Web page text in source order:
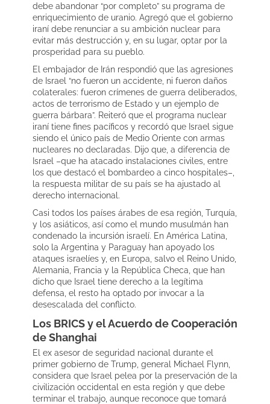
debe abandonar “por completo” su programa de
enriquecimiento de uranio. Agregó que el gobierno
iraní debe renunciar a su ambición nuclear para
evitar más destrucción y, en su lugar, optar por la
prosperidad para su pueblo.
El embajador de Irán respondió que las agresiones
de Israel “no fueron un accidente, ni fueron daños
colaterales: fueron crímenes de guerra deliberados,
actos de terrorismo de Estado y un ejemplo de
guerra bárbara”. Reiteró que el programa nuclear
iraní tiene fines pacíficos y recordó que Israel sigue
siendo el único país de Medio Oriente con armas
nucleares no declaradas. Dijo que, a diferencia de
Israel –que ha atacado instalaciones civiles, entre
los que destacó el bombardeo a cinco hospitales–,
la respuesta militar de su país se ha ajustado al
derecho internacional.
Casi todos los países árabes de esa región, Turquía,
y los asiáticos, así como el mundo musulmán han
condenado la incursión israelí. En América Latina,
solo la Argentina y Paraguay han apoyado los
ataques israelíes y, en Europa, salvo el Reino Unido,
Alemania, Francia y la República Checa, que han
dicho que Israel tiene derecho a la legítima
defensa, el resto ha optado por invocar a la
desescalada del conflicto.
Los BRICS y el Acuerdo de Cooperación
de Shanghai
El ex asesor de seguridad nacional durante el
primer gobierno de Trump, general Michael Flynn,
considera que Israel pelea por la preservación de la
civilización occidental en esta región y que debe
terminar el trabajo, aunque reconoce que tomará